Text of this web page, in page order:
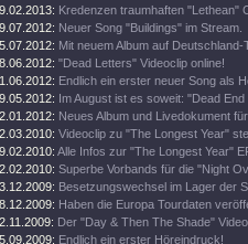
Kredenzen traumhaften "Lethean"
Neuer Song "Buildings" im Stream.
Mit neuem Album auf Deutschland-
"Dead Letters" Videoclip online!
Endlich ein erster neuer Song als
Im August ist es soweit: "Dead
Neues Album und Livedokument
Videoclip zu "The Longest Year"
Alle Infos zur "The Longest Year"
Superbe Vorbands für die "Night
Besetzungswechsel im Lager der
Haben die Europa Tourdaten
Der "Day & Then The Shade"
Endlich ein erster Höreindruck!